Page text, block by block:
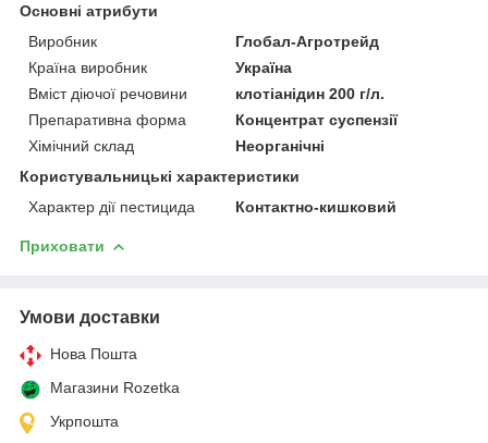
Основні атрибути
Виробник
Глобал-Агротрейд
Країна виробник
Україна
Вміст діючої речовини
клотіанідин 200 г/л.
Препаративна форма
Концентрат суспензії
Хімічний склад
Неорганічні
Користувальницькі характеристики
Характер дії пестицида
Контактно-кишковий
Приховати
Умови доставки
Нова Пошта
Магазини Rozetka
Укрпошта